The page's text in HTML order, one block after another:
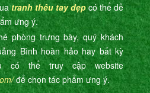
tranh thêu tay đẹpcó thể dễ
ưng ý.
phòng trưng bày, quý khách
Bình hoàn hảo hay bất kỳ
có thể truy cập website
để chọn tác phẩm ưng ý.